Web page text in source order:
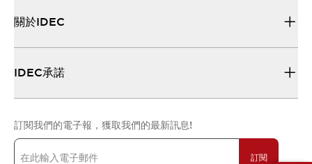
關於IDEC
IDEC承諾
訂閱我們的電子報，獲取我們的最新訊息!
訂閱